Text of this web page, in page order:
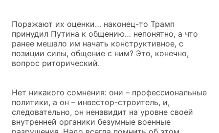
Поражают их оценки… наконец-то Трамп
принудил Путина к общению… непонятно, а что
ранее мешало им начать конструктивное, с
позиции силы, общение с ним? Это, конечно,
вопрос риторический.
Нет никакого сомнения: они – профессиональные
политики, а он – инвестор-строитель, и,
следовательно, он ненавидит на уровне своей
внутренней органики безумные военные